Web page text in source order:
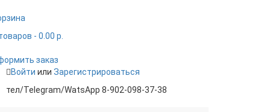
- 0.00 р.
заказ
ВойтиилиЗарегистрироваться
тел/Telegram/WatsApp 8-902-098-37-38